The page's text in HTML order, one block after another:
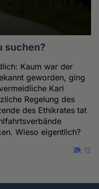
suchen?
Kaum war der
geworden, ging
Karl
Regelung des
des Ethikrates tat
Wieso eigentlich?
12